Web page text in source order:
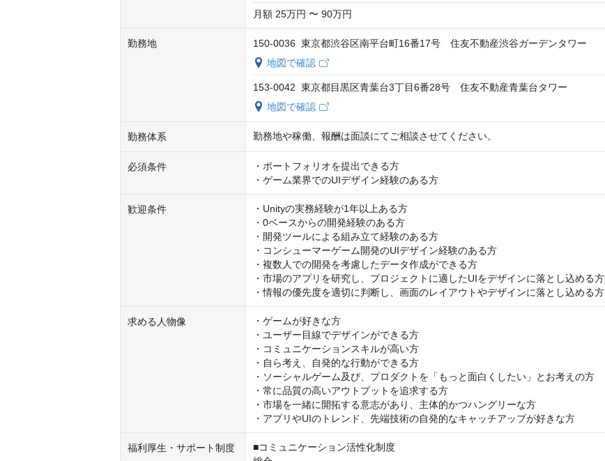
月額 25万円 〜 90万円
勤務地
150-0036 東京都渋谷区南平台町16番17号 住友不動産渋谷ガーデンタワー
地図で確認
153-0042 東京都目黒区青葉台3丁目6番28号 住友不動産青葉台タワー
地図で確認
勤務体系 勤務地や稼働、報酬は面談にてご相談させてください。
必須条件
・ポートフォリオを提出できる方
・ゲーム業界でのUIデザイン経験のある方
歓迎条件
・Unityの実務経験が1年以上ある方
・0ベースからの開発経験のある方
・開発ツールによる組み立て経験のある方
・コンシューマーゲーム開発のUIデザイン経験のある方
・複数人での開発を考慮したデータ作成ができる方
・市場のアプリを研究し、プロジェクトに適したUIをデザインに落とし込める方
・情報の優先度を適切に判断し、画面のレイアウトやデザインに落とし込める方
求める人物像
・ゲームが好きな方
・ユーザー目線でデザインができる方
・コミュニケーションスキルが高い方
・自ら考え、自発的な行動ができる方
・ソーシャルゲーム及び、プロダクトを「もっと面白くしたい」とお考えの方
・常に品質の高いアウトプットを追求する方
・市場を一緒に開拓する意志があり、主体的かつハングリーな方
・アプリやUIのトレンド、先端技術の自発的なキャッチアップが好きな方
福利厚生・サポート制度
■コミュニケーション活性化制度